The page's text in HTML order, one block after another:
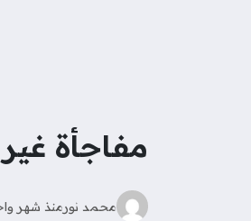
مفاجأة غير
محمد نورمنذ شهر